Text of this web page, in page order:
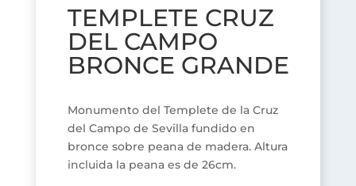
TEMPLETE CRUZ
DEL CAMPO
BRONCE GRANDE
Monumento del Templete de la Cruz
del Campo de Sevilla fundido en
bronce sobre peana de madera. Altura
incluida la peana es de 26cm.